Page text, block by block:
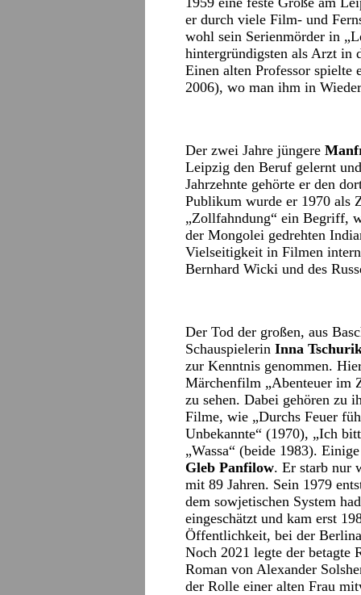
er durch viele Film- und
wohl sein Serienmörder in
hintergründigsten als Arzt in
Einen alten Professor spielte
2006), wo man ihm in
Der zwei Jahre jüngere
Leipzig den Beruf gelernt
Jahrzehnte gehörte er den
Publikum wurde er 1970 als
„Zollfahndung“ ein Begriff,
der Mongolei gedrehten
Vielseitigkeit in Filmen
Bernhard Wicki und des
Der Tod der großen, aus
Schauspielerin Inna
zur Kenntnis genommen.
Märchenfilm „Abenteuer im
zu sehen. Dabei gehören zu
Filme, wie „Durchs Feuer
Unbekannte“ (1970), „Ich
„Wassa“ (beide 1983).
Gleb Panfilow. Er starb nur
mit 89 Jahren. Sein 1979
dem sowjetischen System
eingeschätzt und kam erst
Öffentlichkeit, bei der
Noch 2021 legte der betagte
Roman von Alexander
der Rolle einer alten Frau